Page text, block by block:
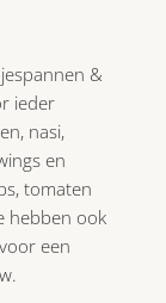
&
ieder
nasi,
en
tomaten
hebben ook
een